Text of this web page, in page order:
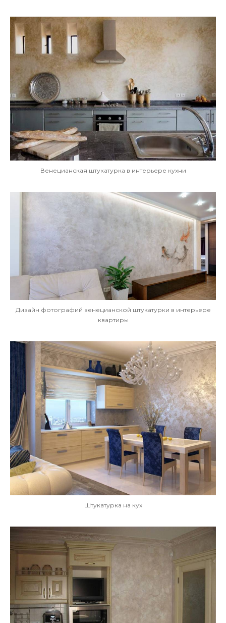
Венецианская штукатурка в интерьере кухни
Дизайн фотографий венецианской штукатурки в интерьере
квартиры
Штукатурка на кух